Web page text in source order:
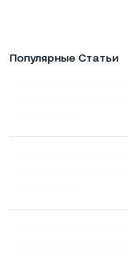
Популярные Статьи